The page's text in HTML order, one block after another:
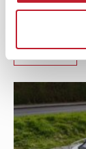
Bekijk